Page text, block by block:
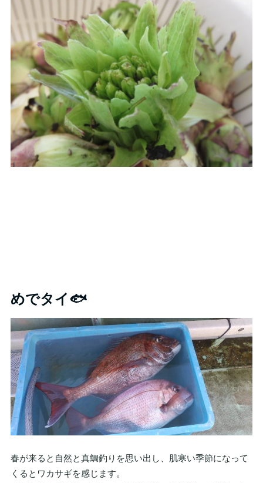
めでタイ🐟
春が来ると自然と真鯛釣りを思い出し、肌寒い季節になって
くるとワカサギを感じます。